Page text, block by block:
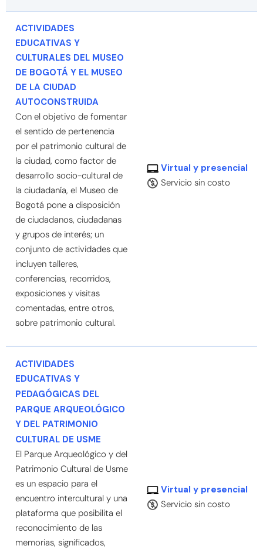
ACTIVIDADES
EDUCATIVAS Y
CULTURALES DEL MUSEO
DE BOGOTÁ Y EL MUSEO
DE LA CIUDAD
AUTOCONSTRUIDA
Con el objetivo de fomentar
el sentido de pertenencia
por el patrimonio cultural de
la ciudad, como factor de
desarrollo socio-cultural de
la ciudadanía, el Museo de
Bogotá pone a disposición
de ciudadanos, ciudadanas
y grupos de interés; un
conjunto de actividades que
incluyen talleres,
conferencias, recorridos,
exposiciones y visitas
comentadas, entre otros,
sobre patrimonio cultural.
Virtual y presencial
Servicio sin costo
ACTIVIDADES
EDUCATIVAS Y
PEDAGÓGICAS DEL
PARQUE ARQUEOLÓGICO
Y DEL PATRIMONIO
CULTURAL DE USME
El Parque Arqueológico y del
Patrimonio Cultural de Usme
es un espacio para el
encuentro intercultural y una
plataforma que posibilita el
reconocimiento de las
memorias, significados,
Virtual y presencial
Servicio sin costo